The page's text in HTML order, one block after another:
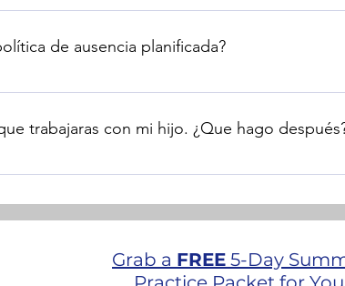
en inglés y español.
de ausencia planificada?
una semana de antelación si se irá de
trabajaras con mi hijo. ¿Que hago
responda las preguntas.
Grab a FREE 5-Day